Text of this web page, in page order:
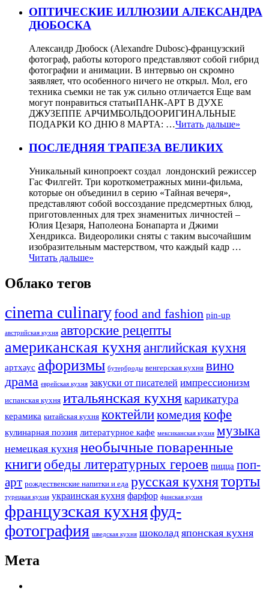
ОПТИЧЕСКИЕ ИЛЛЮЗИИ АЛЕКСАНДРА
ДЮБОСКА
Александр Дюбоск (Alexandre Dubosc)-французский
фотограф, работы которого представляют собой гибрид
фотографии и анимации. В интервью он скромно
заявляет, что особенного ничего не открыл. Мол, его
техника съемки не так уж сильно отличается Еще вам
могут понравиться статьиПАНК-АРТ В ДУХЕ
ДЖУЗЕППЕ АРЧИМБОЛЬДООРИГИНАЛЬНЫЕ
ПОДАРКИ КО ДНЮ 8 МАРТА: …Читать дальше»
ПОСЛЕДНЯЯ ТРАПЕЗА ВЕЛИКИХ
Уникальный кинопроект создал лондонский режиссер
Гас Филгейт. Три короткометражных мини-фильма,
которые он объединил в серию «Тайная вечеря»,
представляют собой воссоздание предсмертных блюд,
приготовленных для трех знаменитых личностей –
Юлия Цезаря, Наполеона Бонапарта и Джими
Хендрикса. Видеоролики сняты с таким высочайшим
изобразительным мастерством, что каждый кадр …
Читать дальше»
Облако тегов
cinema culinaryfood аnd fashion pin-up
австрийская кухня авторские рецепты
американская кухняанглийская кухня
артхаус афоризмы бутерброды венгерская кухня вино
драма еврейская кухня закуски от писателей импрессионизм
испанская кухня итальянская кухня карикатура
керамика китайская кухня коктейликомедиякофе
кулинарная поэзия литературное кафе мексиканская кухня музыка
немецкая кухня необычные поваренные
книгиобеды литературных героев пицца поп-
арт рождественские напитки и еда русская кухняторты
турецкая кухня украинская кухня фарфор финская кухня
французская кухняфуд-
фотография шведская кухня шоколад японская кухня
Мета